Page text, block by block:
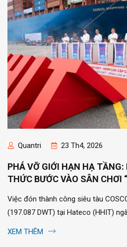
Quantri 23 Th4, 2026
PHÁ VỠ GIỚI HẠN HẠ
THỨC BƯỚC VÀO SÂN CHƠI
Việc đón thành công siêu tàu
(197.087 DWT) tại Hateco (HHIT)
là một kỷ lục về con số, mà là một...
XEM THÊM